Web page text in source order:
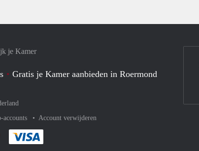
je Kamer
Gratis je Kamer aanbieden in Roermond
accounts Account verwijderen
af met Paypalaf met Mastercard
Je rekent gemakkelijk af met Meastro